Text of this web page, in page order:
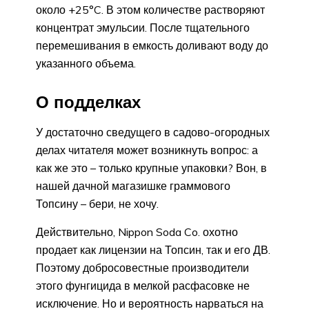
около +25°C. В этом количестве растворяют
концентрат эмульсии. После тщательного
перемешивания в емкость доливают воду до
указанного объема.
О подделках
У достаточно сведущего в садово-огородных
делах читателя может возникнуть вопрос: а
как же это – только крупные упаковки? Вон, в
нашей дачной магазишке граммового
Топсину – бери, не хочу.
Действительно, Nippon Soda Co. охотно
продает как лицензии на Топсин, так и его ДВ.
Поэтому добросовестные производители
этого фунгицида в мелкой расфасовке не
исключение. Но и вероятность нарваться на